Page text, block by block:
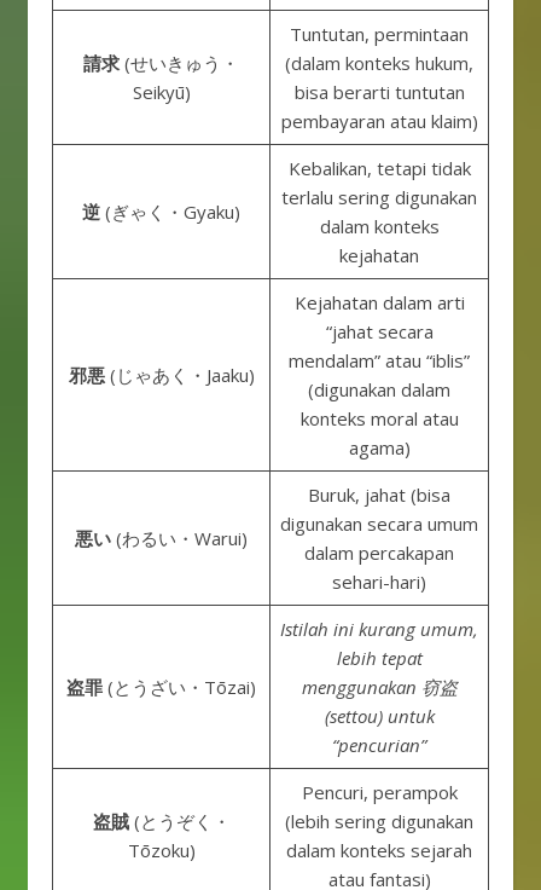
請求 (せいきゅう・
Seikyū)
Tuntutan, permintaan
(dalam konteks hukum,
bisa berarti tuntutan
pembayaran atau klaim)
逆 (ぎゃく・Gyaku)
Kebalikan, tetapi tidak
terlalu sering digunakan
dalam konteks
kejahatan
邪悪(じゃあく・Jaaku)
Kejahatan dalam arti
“jahat secara
mendalam” atau “iblis”
(digunakan dalam
konteks moral atau
agama)
悪い (わるい・Warui)
Buruk, jahat (bisa
digunakan secara umum
dalam percakapan
sehari-hari)
盗罪 (とうざい・Tōzai)
Istilah ini kurang umum,
lebih tepat
menggunakan 窃盗
(settou) untuk
“pencurian”
盗賊(とうぞく・
Tōzoku)
Pencuri, perampok
(lebih sering digunakan
dalam konteks sejarah
atau fantasi)